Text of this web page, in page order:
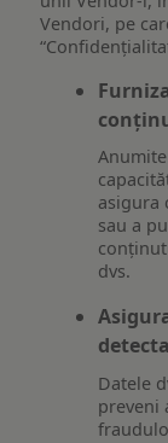
Vendori, pe
asigura
sau a
dvs.
Datele
preveni